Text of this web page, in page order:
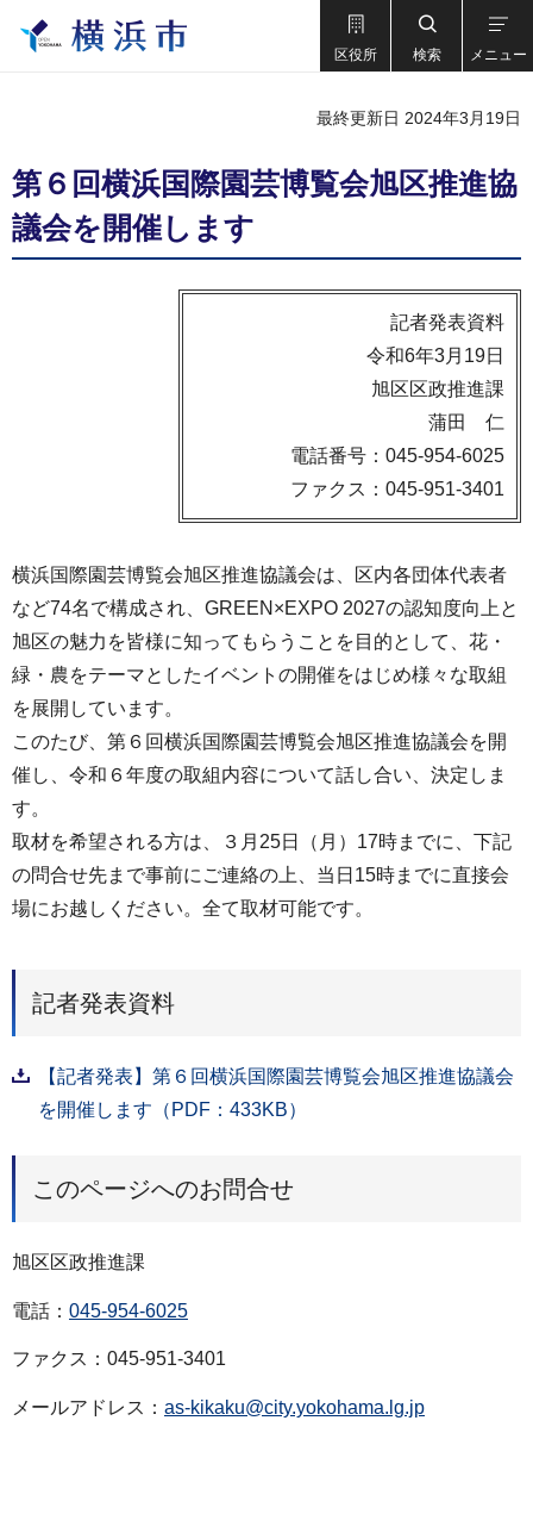
区役所 検索 メニュー
最終更新日 2024年3月19日
第６回横浜国際園芸博覧会旭区推進協
議会を開催します
記者発表資料
令和6年3月19日
旭区区政推進課
蒲田 仁
電話番号：045-954-6025
ファクス：045-951-3401
横浜国際園芸博覧会旭区推進協議会は、区内各団体代表者
など74名で構成され、GREEN×EXPO 2027の認知度向上と
旭区の魅力を皆様に知ってもらうことを目的として、花・
緑・農をテーマとしたイベントの開催をはじめ様々な取組
を展開しています。
このたび、第６回横浜国際園芸博覧会旭区推進協議会を開
催し、令和６年度の取組内容について話し合い、決定しま
す。
取材を希望される方は、３月25日（月）17時までに、下記
の問合せ先まで事前にご連絡の上、当日15時までに直接会
場にお越しください。全て取材可能です。
記者発表資料
【記者発表】第６回横浜国際園芸博覧会旭区推進協議会
を開催します（PDF：433KB）
このページへのお問合せ
旭区区政推進課
電話： 045-954-6025
ファクス：045-951-3401
メールアドレス： as-kikaku@city.yokohama.lg.jp